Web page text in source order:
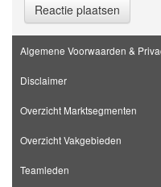
Reactie plaatsen
Algemene Voorwaarden &
Disclaimer
Overzicht Marktsegmenten
Overzicht Vakgebieden
Teamleden